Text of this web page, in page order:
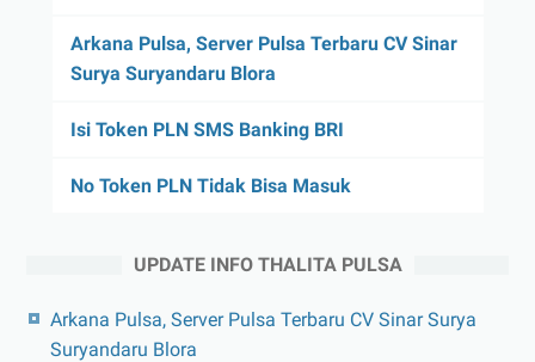
Arkana Pulsa, Server Pulsa Terbaru CV Sinar
Surya Suryandaru Blora
Isi Token PLN SMS Banking BRI
No Token PLN Tidak Bisa Masuk
UPDATE INFO THALITA PULSA
Arkana Pulsa, Server Pulsa Terbaru CV Sinar Surya
Suryandaru Blora